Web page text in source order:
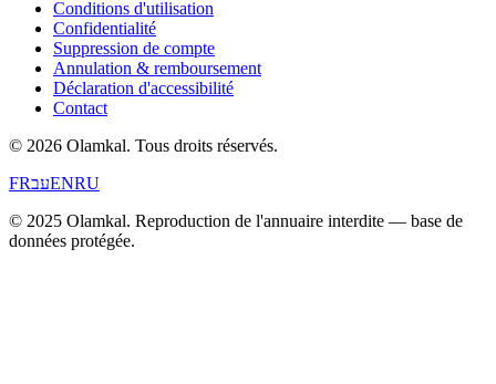
Conditions d'utilisation
Confidentialité
Suppression de compte
Annulation & remboursement
Déclaration d'accessibilité
Contact
© 2026 Olamkal. Tous droits réservés.
FRעבENRU
© 2025 Olamkal. Reproduction de l'annuaire interdite — base de
données protégée.